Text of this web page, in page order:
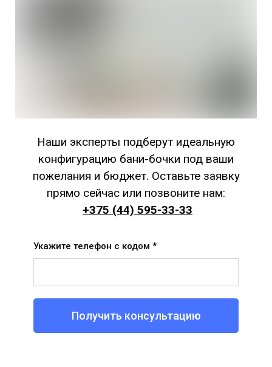
Наши эксперты подберут идеальную
конфигурацию бани-бочки под ваши
пожелания и бюджет. Оставьте заявку
прямо сейчас или позвоните нам:
+375 (44) 595-33-33
Укажите телефон с кодом *
Получить консультацию